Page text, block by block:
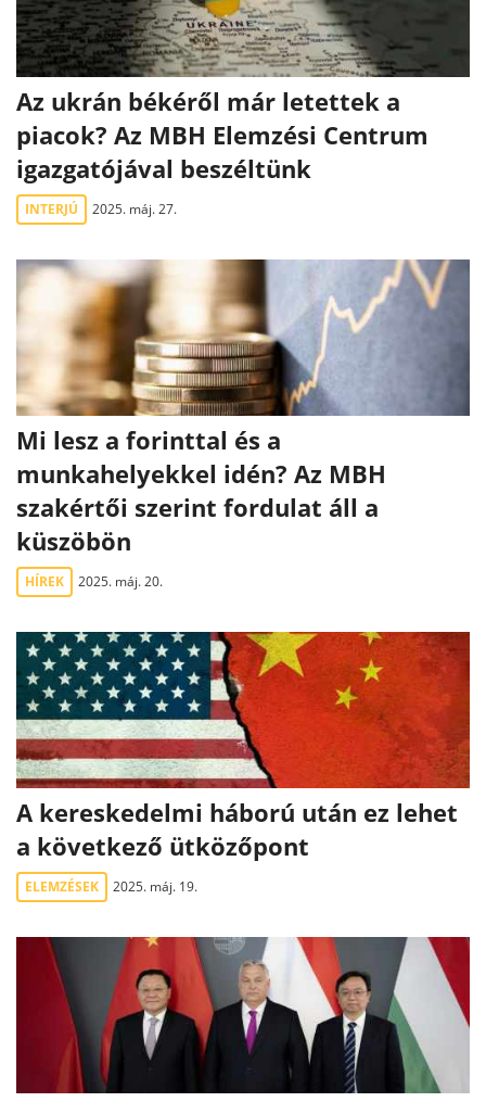
Az ukrán békéről már letettek a
piacok? Az MBH Elemzési Centrum
igazgatójával beszéltünk
INTERJÚ 2025. máj. 27.
Mi lesz a forinttal és a
munkahelyekkel idén? Az MBH
szakértői szerint fordulat áll a
küszöbön
HÍREK 2025. máj. 20.
A kereskedelmi háború után ez lehet
a következő ütközőpont
ELEMZÉSEK 2025. máj. 19.